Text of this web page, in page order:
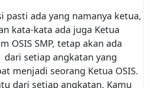
pasti ada yang namanya ketua,
kata-kata ada juga Ketua
OSIS SMP, tetap akan ada
dari setiap angkatan yang
menjadi seorang Ketua OSIS.
dari setiap angkatan. Kamu